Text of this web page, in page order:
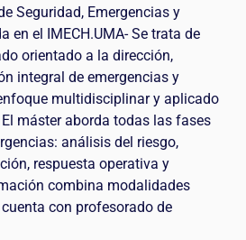
Seguridad, Emergencias y
en el IMECH.UMA- Se trata de
orientado a la dirección,
integral de emergencias y
multidisciplinar y aplicado
máster aborda todas las fases
análisis del riesgo,
respuesta operativa y
combina modalidades
con profesorado de